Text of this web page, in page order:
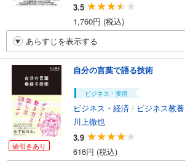
3.5
1,760円 (税込)
あらすじを表示する
値引きあり
自分の言葉で語る技術
ビジネス・実用
ビジネス・経済 / ビジネス教養
川上徹也
3.9
616円 (税込)